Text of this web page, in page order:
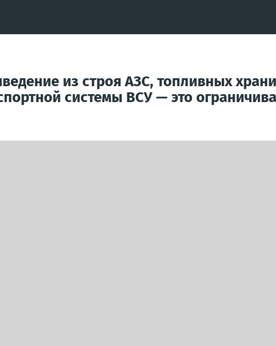
из строя АЗС, топливных
системы ВСУ — это